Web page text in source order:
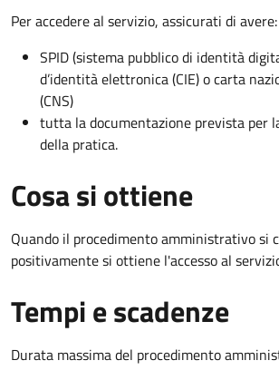
Per accedere al servizio, assicurati di avere:
SPID (sistema pubblico di identità
d’identità elettronica (CIE) o carta
(CNS)
tutta la documentazione prevista per
della pratica.
Cosa si ottiene
Quando il procedimento amministrativo si
positivamente si ottiene l'accesso al
Tempi e scadenze
Durata massima del procedimento